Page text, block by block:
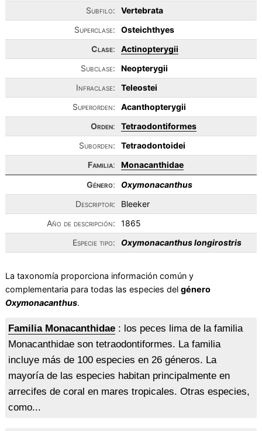
Subfilo:
Vertebrata
Superclase:
Osteichthyes
Clase:
Actinopterygii
Subclase:
Neopterygii
Infraclase:
Teleostei
Superorden:
Acanthopterygii
Orden:
Tetraodontiformes
Suborden:
Tetraodontoidei
Familia:
Monacanthidae
Género:
Oxymonacanthus
Descriptor:
Bleeker
Año de descripción:
1865
Especie tipo:
Oxymonacanthus longirostris
La taxonomía proporciona información común y
complementaria para todas las especies del género
Oxymonacanthus.
Familia Monacanthidae: los peces lima de la familia
Monacanthidae son tetraodontiformes. La familia
incluye más de 100 especies en 26 géneros. La
mayoría de las especies habitan principalmente en
arrecifes de coral en mares tropicales. Otras especies,
como...